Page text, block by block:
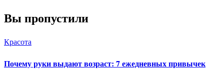
Вы пропустили
Красота
Почему руки выдают возраст: 7 ежедневных привычек